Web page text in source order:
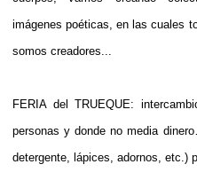
imágenes poéticas, en las cuales
somos creadores...
FERIA del TRUEQUE:
personas y donde no media
detergente, lápices, adornos, etc.)